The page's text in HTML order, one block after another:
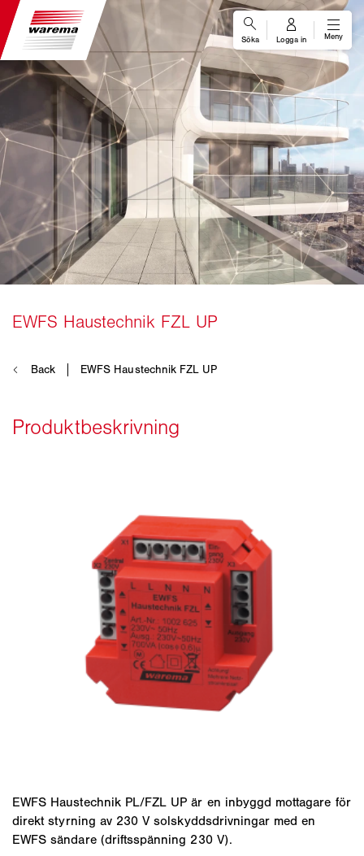
EWFS Haustechnik PL/FZL UP är en inbyggd mottagare för
direkt styrning av 230 V solskyddsdrivningar med en
EWFS sändare (driftsspänning 230 V).